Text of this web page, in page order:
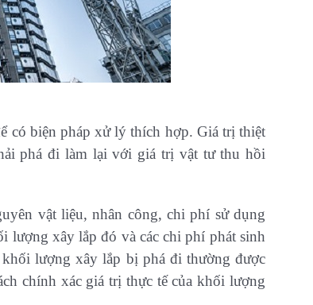
có biện pháp xử lý thích hợp. Giá trị thiệt
phá đi làm lại với giá trị vật tư thu hồi
vật liệu, nhân công, chi phí sử dụng
lượng xây lắp đó và các chi phí phát sinh
lượng xây lắp bị phá đi thường được
chính xác giá trị thực tế của khối lượng